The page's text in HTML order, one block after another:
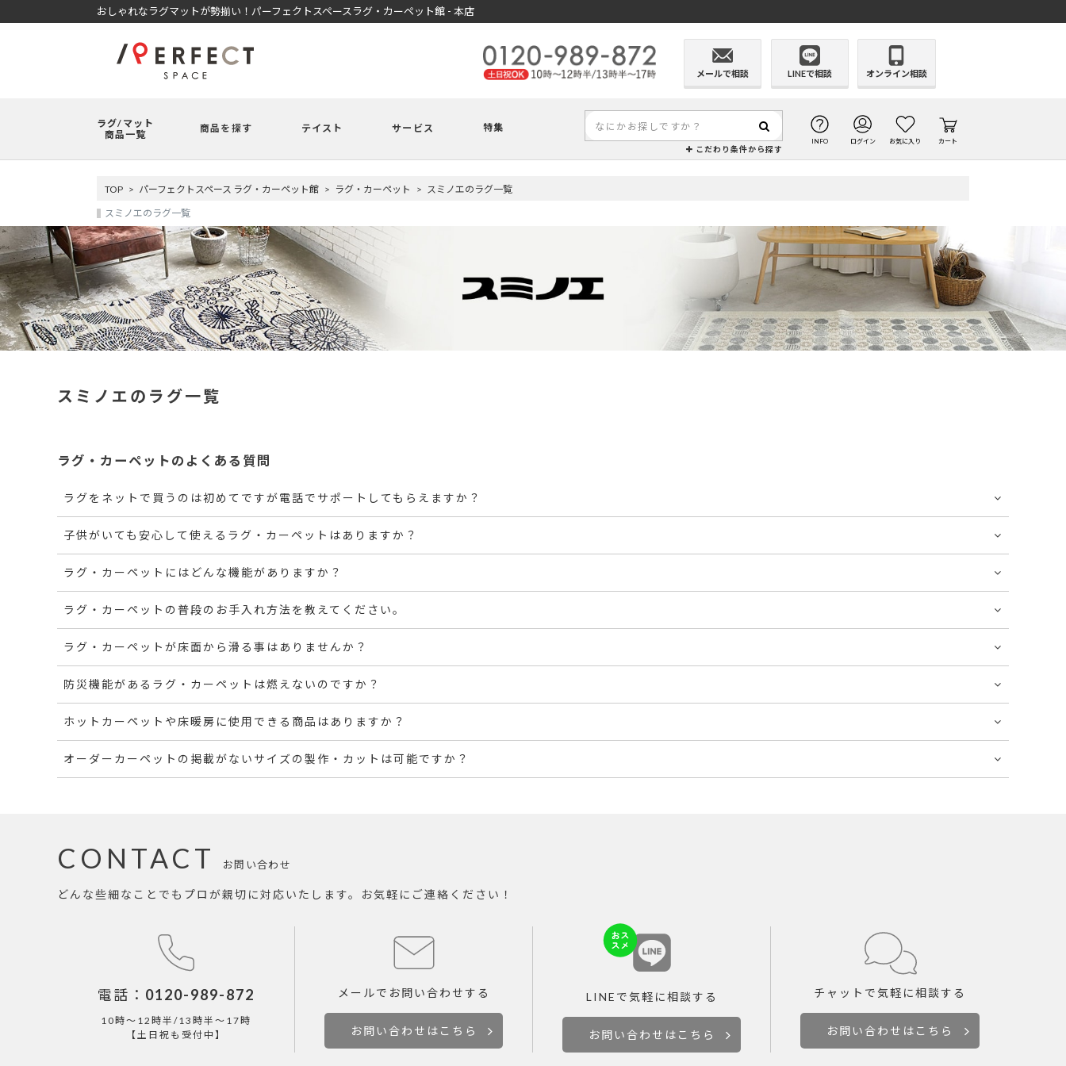
おしゃれなラグマットが勢揃い！パーフェクトスペースラグ・カーペット館 - 本店
メールで相談 LINEで相談 オンライン相談
ラグ/マット
商品一覧
商品を探す テイスト サービス 特集
こだわり条件から探す
INFO ログイン お気に入り カート
TOP パーフェクトスペース ラグ・カーペット館 ラグ・カーペット
スミノエのラグ一覧
スミノエのラグ一覧
スミノエのラグ一覧
ラグ・カーペットのよくある質問
ラグをネットで買うのは初めてですが電話でサポートしてもらえますか？
子供がいても安心して使えるラグ・カーペットはありますか？
ラグ・カーペットにはどんな機能がありますか？
ラグ・カーペットの普段のお手入れ方法を教えてください。
ラグ・カーペットが床面から滑る事はありませんか？
防災機能があるラグ・カーペットは燃えないのですか？
ホットカーペットや床暖房に使用できる商品はありますか？
オーダーカーペットの掲載がないサイズの製作・カットは可能ですか？
お問い合わせ
CONTACT
どんな些細なことでもプロが親切に対応いたします。お気軽にご連絡ください！
電話： 0120-989-872
10時～12時半/13時半～17時
【土日祝も受付中】
メールで お問い合わせする
お問い合わせはこちら
LINEで気軽に相談する
お問い合わせはこちら
チャットで気軽に相談する
お問い合わせはこちら